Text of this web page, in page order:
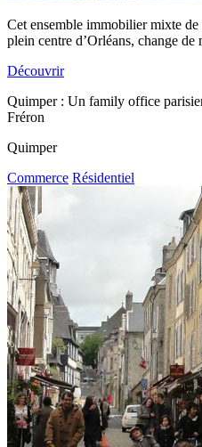
Cet ensemble immobilier mixte
plein centre d’Orléans, change de
Découvrir
Quimper : Un family office
Fréron
Quimper
Commerce Résidentiel